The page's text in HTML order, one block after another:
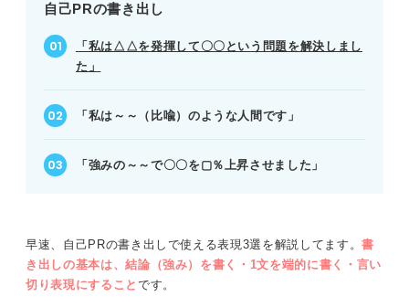
自己PRの書き出し
「私は△△を発揮して〇〇という問題を解決しまし
た」
「私は～～（比喩）のような人間です」
「強みの～～で〇〇を▢％上昇させました」
早速、自己PRの書き出しで使える表現3選を解説してます。書
き出しの基本は、結論（強み）を書く・1文を端的に書く・言い
切り表現にすること です。
⑤発想力
⑥思考力
⑨傾聴力
⑪柔軟性